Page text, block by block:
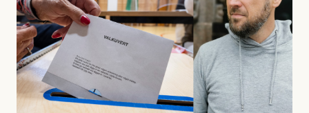
skapar betydligt mer oro i palestinarörelsen – och den
oberoende vänstern – än den porträtterade personen
eller dess bakgrund.
Det finns en väldigt enkel regel inom alla politiska
rörelser när det gäller misstänkta infiltratörer: